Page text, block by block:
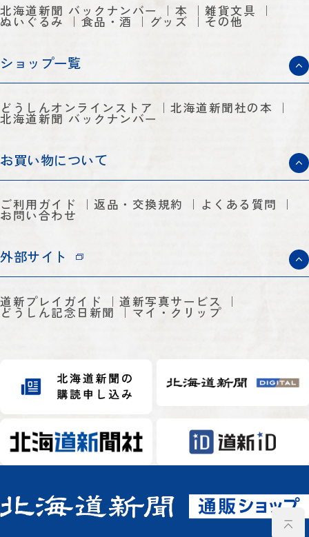
北海道新聞 バックナンバー 本 雑貨文具
ぬいぐるみ 食品・酒 グッズ その他
ショップ一覧
どうしんオンラインストア 北海道新聞社の本
北海道新聞 バックナンバー
お買い物について
ご利用ガイド 返品・交換規約 よくある質問
お問い合わせ
外部サイト
道新プレイガイド 道新写真サービス
どうしん記念日新聞 マイ・クリップ